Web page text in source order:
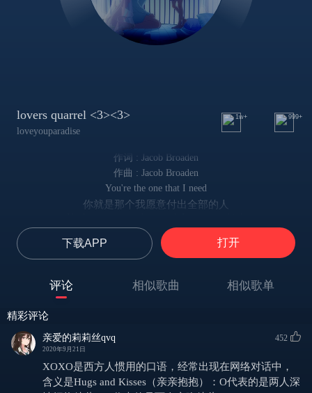
lovers quarrel <3><3>
loveyouparadise
1w+ 999+
作词 : Jacob Broaden
作曲 : Jacob Broaden
You're the one that I need
你就是那个我愿意付出全部的人
我的脑中除了你无法再思考任何事
But I am losing control
我知道我正在沦陷
但是我自甘堕落
Xo Xo Xo Xo……^-^
You're the one that I need
你就是那个我愿意付出全部的人
下载APP 打开
评论 相似歌曲 相似歌单
精彩评论
亲爱的莉莉丝qvq
2020年9月21日
452
XOXO是西方人惯用的口语，经常出现在网络对话中，
含义是Hugs and Kisses（亲亲抱抱）：O代表的是两人深